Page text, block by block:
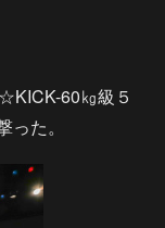
60㎏級５
た。